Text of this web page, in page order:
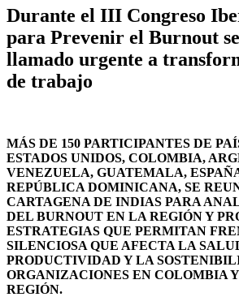
Durante el III Congreso
para Prevenir el Burnout
llamado urgente a
de trabajo
MÁS DE 150 PARTICIPANTES DE
ESTADOS UNIDOS, COLOMBIA,
VENEZUELA, GUATEMALA,
REPÚBLICA DOMINICANA, SE
CARTAGENA DE INDIAS PARA
DEL BURNOUT EN LA REGIÓN Y
ESTRATEGIAS QUE PERMITAN
SILENCIOSA QUE AFECTA LA
PRODUCTIVIDAD Y LA
ORGANIZACIONES EN COLOMBIA
REGIÓN.